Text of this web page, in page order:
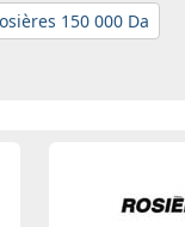
150 000 Da